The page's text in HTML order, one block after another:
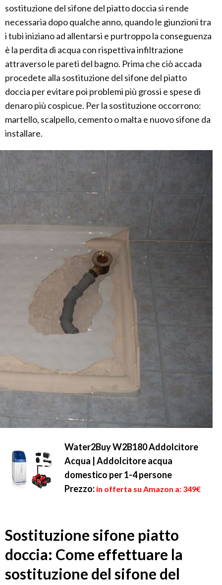
sostituzione del sifone del piatto doccia si rende
necessaria dopo qualche anno, quando le giunzioni tra
i tubi iniziano ad allentarsi e purtroppo la conseguenza
è la perdita di acqua con rispettiva infiltrazione
attraverso le pareti del bagno. Prima che ciò accada
procedete alla sostituzione del sifone del piatto
doccia per evitare poi problemi più grossi e spese di
denaro più cospicue. Per la sostituzione occorrono:
martello, scalpello, cemento o malta e nuovo sifone da
installare.
Water2Buy W2B180 Addolcitore
Acqua | Addolcitore acqua
domestico per 1-4 persone
Prezzo: in offerta su Amazon a: 349€
Sostituzione sifone piatto
doccia: Come effettuare la
sostituzione del sifone del